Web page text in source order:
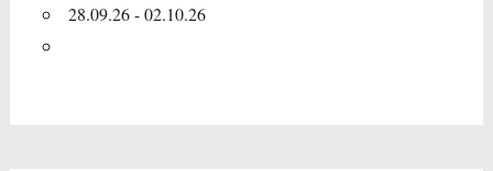
28.09.26 - 02.10.26